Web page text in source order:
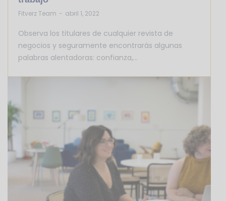
by
Fitverz Team abril 1, 2022
Observa los titulares de cualquier revista de
negocios y seguramente encontrarás algunas
palabras alentadoras: confianza,…